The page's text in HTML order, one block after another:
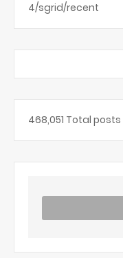
4/sgrid/recent
468,051 Total posts